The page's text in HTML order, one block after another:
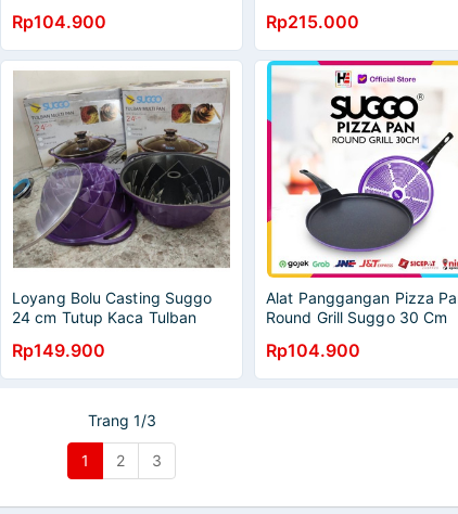
Rp104.900 Rp215.000
Loyang Bolu Casting Suggo
24 cm Tutup Kaca Tulban
Rp149.900
Alat Panggangan Pizza
Round Grill Suggo 30 Cm
Rp104.900
Trang 1/3
1 2 3